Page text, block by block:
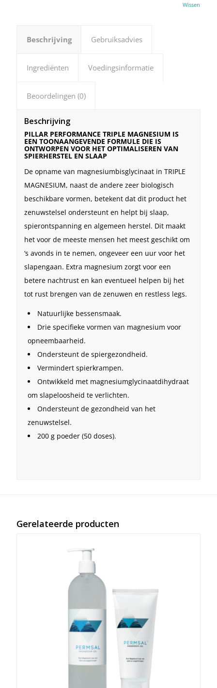
Wissen
Beschrijving Gebruiksadvies
Ingrediënten Voedingsinformatie
Beoordelingen (0)
Beschrijving
PILLAR PERFORMANCE TRIPLE MAGNESIUM IS
EEN TOONAANGEVENDE FORMULE DIE IS
ONTWORPEN VOOR HET OPTIMALISEREN VAN
SPIERHERSTEL EN SLAAP
De opname van magnesiumbisglycinaat in TRIPLE
MAGNESIUM, naast de andere zeer biologisch
beschikbare vormen, betekent dat dit product het
zenuwstelsel ondersteunt en helpt bij slaap,
spierontspanning en algemeen herstel. Dit maakt
het voor de meeste mensen het meest geschikt om
‘s avonds in te nemen, ongeveer een uur voor het
slapengaan. Extra magnesium zorgt voor een
betere nachtrust en kan eventueel helpen bij het
tot rust brengen van de zenuwen en restless legs.
Natuurlijke bessensmaak.
Drie specifieke vormen van magnesium voor
opneembaarheid.
Ondersteunt de spiergezondheid.
Vermindert spierkrampen.
Ontwikkeld met magnesiumglycinaatdihydraat
om slapeloosheid te verlichten.
Ondersteunt de gezondheid van het
zenuwstelsel.
200 g poeder (50 doses).
Gerelateerde producten